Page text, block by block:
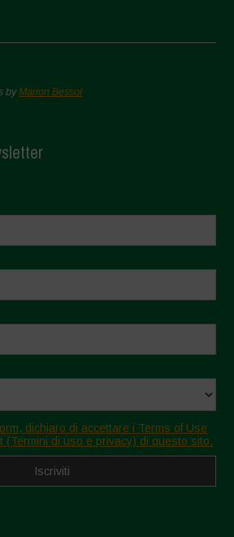
byMarion Bessol
dichiaro di accettare i Terms of Use
(Termini di uso e privacy) di questo sito.